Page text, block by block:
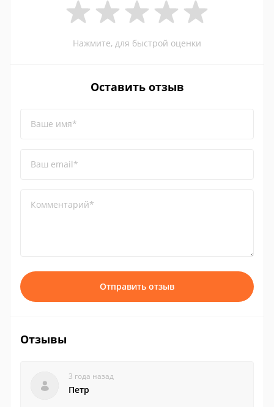
Нажмите, для быстрой оценки
Оставить отзыв
Ваше имя*
Ваш email*
Комментарий*
Отправить отзыв
Отзывы
3 года назад
Петр